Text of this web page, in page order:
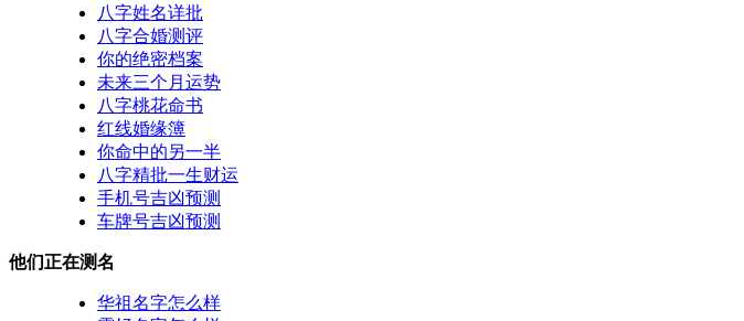
八字姓名详批
八字合婚测评
你的绝密档案
未来三个月运势
八字桃花命书
红线婚缘簿
你命中的另一半
八字精批一生财运
手机号吉凶预测
车牌号吉凶预测
他们正在测名
华祖名字怎么样